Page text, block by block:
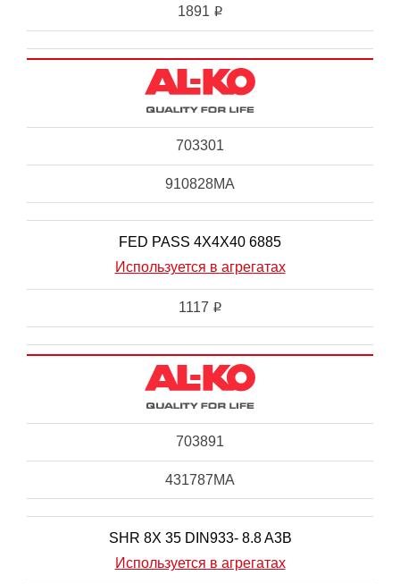
1891 i
703301
910828MA
FED PASS 4X4X40 6885
Используется в агрегатах
1117 i
703891
431787MA
SHR 8X 35 DIN933- 8.8 A3B
Используется в агрегатах